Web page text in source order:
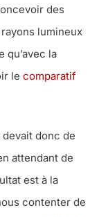
des
lumineux
qu’avec la
le comparatif
devait donc de
attendant de
est à la
contenter de